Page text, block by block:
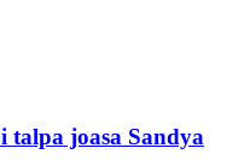
talpa joasa Sandya